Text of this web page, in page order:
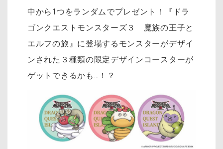
中から1つをランダムでプレゼント！『ドラ
ゴンクエストモンスターズ３ 魔族の王子と
エルフの旅』に登場するモンスターがデザイ
ンされた３種類の限定デザインコースターが
ゲットできるかも…！？